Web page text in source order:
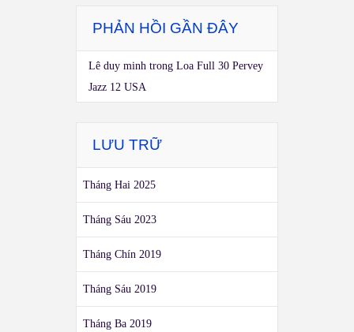
PHẢN HỒI GẦN ĐÂY
Lê duy minh trong Loa Full 30 Pervey
Jazz 12 USA
LƯU TRỮ
Tháng Hai 2025
Tháng Sáu 2023
Tháng Chín 2019
Tháng Sáu 2019
Tháng Ba 2019